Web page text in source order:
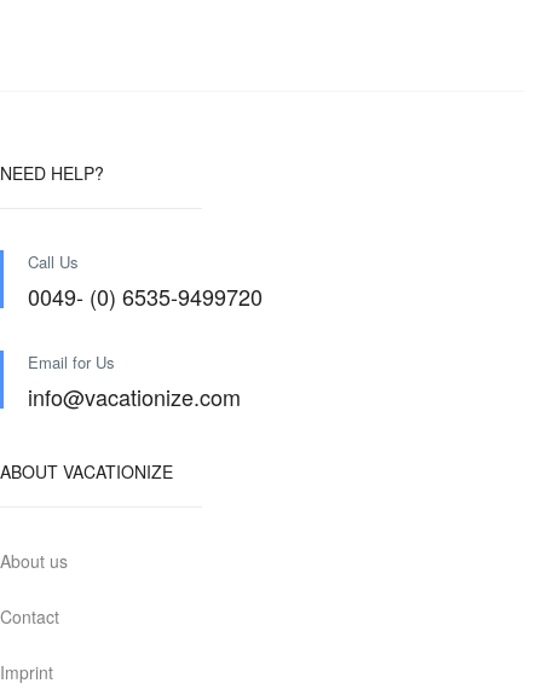
NEED HELP?
Call Us
0049- (0) 6535-9499720
Email for Us
info@vacationize.com
ABOUT VACATIONIZE
About us
Contact
Imprint